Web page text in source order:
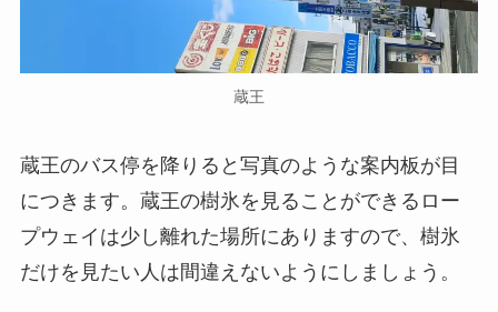
蔵王
蔵王のバス停を降りると写真のような案内板が目
につきます。蔵王の樹氷を見ることができるロー
プウェイは少し離れた場所にありますので、樹氷
だけを見たい人は間違えないようにしましょう。